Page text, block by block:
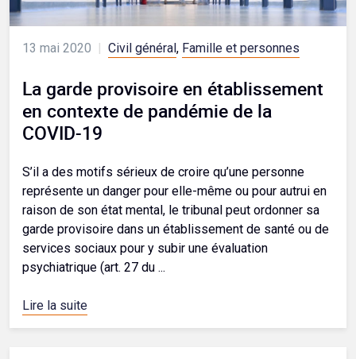
13 mai 2020 Civil général , Famille et personnes
La garde provisoire en établissement
en contexte de pandémie de la
COVID-19
S’il a des motifs sérieux de croire qu’une personne
représente un danger pour elle-même ou pour autrui en
raison de son état mental, le tribunal peut ordonner sa
garde provisoire dans un établissement de santé ou de
services sociaux pour y subir une évaluation
psychiatrique (art. 27 du ...
Lire la suite